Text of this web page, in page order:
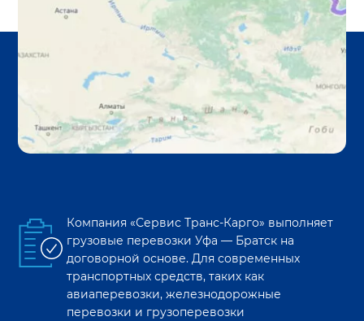
Компания «Сервис Транс-Карго» выполняет
грузовые перевозки Уфа — Братск на
договорной основе. Для современных
транспортных средств, таких как
авиаперевозки, железнодорожные
перевозки и грузоперевозки